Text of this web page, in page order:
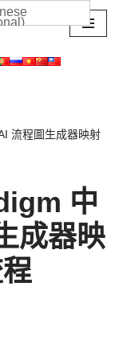
流程圖生成器映射
中
成器映